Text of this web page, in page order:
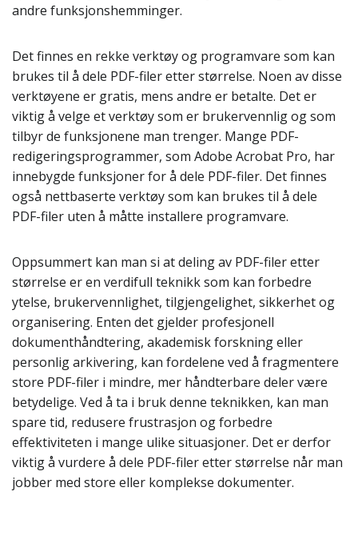
andre funksjonshemminger.
Det finnes en rekke verktøy og programvare som kan
brukes til å dele PDF-filer etter størrelse. Noen av disse
verktøyene er gratis, mens andre er betalte. Det er
viktig å velge et verktøy som er brukervennlig og som
tilbyr de funksjonene man trenger. Mange PDF-
redigeringsprogrammer, som Adobe Acrobat Pro, har
innebygde funksjoner for å dele PDF-filer. Det finnes
også nettbaserte verktøy som kan brukes til å dele
PDF-filer uten å måtte installere programvare.
Oppsummert kan man si at deling av PDF-filer etter
størrelse er en verdifull teknikk som kan forbedre
ytelse, brukervennlighet, tilgjengelighet, sikkerhet og
organisering. Enten det gjelder profesjonell
dokumenthåndtering, akademisk forskning eller
personlig arkivering, kan fordelene ved å fragmentere
store PDF-filer i mindre, mer håndterbare deler være
betydelige. Ved å ta i bruk denne teknikken, kan man
spare tid, redusere frustrasjon og forbedre
effektiviteten i mange ulike situasjoner. Det er derfor
viktig å vurdere å dele PDF-filer etter størrelse når man
jobber med store eller komplekse dokumenter.